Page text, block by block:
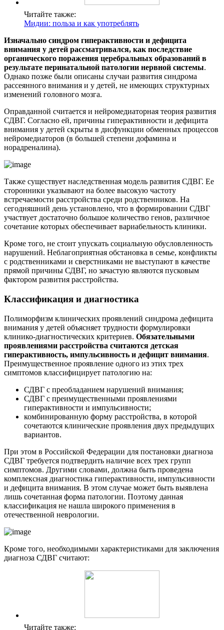
Читайте также:
Мидии: польза и как употреблять
Изначально синдром гиперактивности и дефицита
внимания у детей рассматривался, как последствие
органического поражения церебральных образований в
результате перинатальной патологии нервной системы.
Однако позже были описаны случаи развития синдрома
рассеянного внимания и у детей, не имеющих структурных
изменений головного мозга.
Оправданной считается и нейромедиаторная теория развития
СДВГ. Согласно ей, причины гиперактивности и дефицита
внимания у детей скрыты в дисфункции обменных процессов
нейромедиаторов (в большей степени дофамина и
норадреналина).
Также существует наследственная модель развития СДВГ. Ее
сторонники указывают на более высокую частоту
встречаемости расстройства среди родственников. На
сегодняшний день установлено, что в формировании СДВГ
участвует достаточно большое количество генов, различное
сочетание которых обеспечивает вариабельность клиники.
Кроме того, не стоит упускать социальную обусловленность
нарушений. Неблагоприятная обстановка в семье, конфликты
с родственниками и сверстниками не выступают в качестве
прямой причины СДВГ, но зачастую являются пусковым
фактором развития расстройства.
Классификация и диагностика
Полиморфизм клинических проявлений синдрома дефицита
внимания у детей объясняет трудности формулировки
клинико-диагностических критериев. Обязательными
проявлениями расстройства считаются детская
гиперактивность, импульсивность и дефицит внимания.
Преимущественное проявление одного из этих трех
симптомов классифицирует патологию на:
СДВГ с преобладанием нарушений внимания;
СДВГ с преимущественными проявлениями
гиперактивности и импульсивности;
комбинированную форму расстройства, в которой
сочетаются клинические проявления двух предыдущих
вариантов.
При этом в Российской Федерации для постановки диагноза
СДВГ требуется подтвердить наличие всех трех групп
симптомов. Другими словами, должна быть проведена
комплексная диагностика гиперактивности, импульсивности
и дефицита внимания. В этом случае может быть выявлена
лишь сочетанная форма патологии. Поэтому данная
классификация не нашла широкого применения в
отечественной неврологии.
Кроме того, необходимыми характеристиками для заключения
диагноза СДВГ считают:
Читайте также: